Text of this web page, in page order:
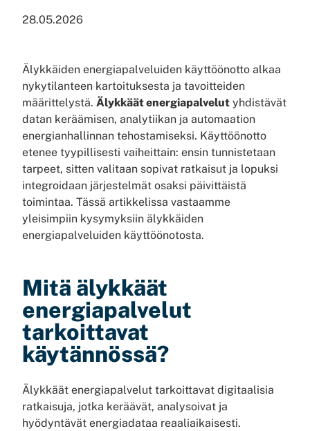
28.05.2026
Älykkäiden energiapalveluiden käyttöönotto alkaa
nykytilanteen kartoituksesta ja tavoitteiden
määrittelystä. Älykkäät energiapalvelut yhdistävät
datan keräämisen, analytiikan ja automaation
energianhallinnan tehostamiseksi. Käyttöönotto
etenee tyypillisesti vaiheittain: ensin tunnistetaan
tarpeet, sitten valitaan sopivat ratkaisut ja lopuksi
integroidaan järjestelmät osaksi päivittäistä
toimintaa. Tässä artikkelissa vastaamme
yleisimpiin kysymyksiin älykkäiden
energiapalveluiden käyttöönotosta.
Mitä älykkäät
energiapalvelut
tarkoittavat
käytännössä?
Älykkäät energiapalvelut tarkoittavat digitaalisia
ratkaisuja, jotka keräävät, analysoivat ja
hyödyntävät energiadataa reaaliaikaisesti.